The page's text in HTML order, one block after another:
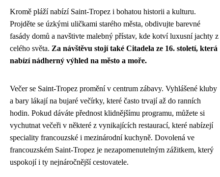
Kromě pláží nabízí Saint-Tropez i bohatou historii a kulturu.
Projděte se úzkými uličkami starého města, obdivujte barevné
fasády domů a navštivte malebný přístav, kde kotví luxusní jachty z
celého světa. Za návštěvu stojí také Citadela ze 16. století, která
nabízí nádherný výhled na město a moře.
Večer se Saint-Tropez promění v centrum zábavy. Vyhlášené kluby
a bary lákají na bujaré večírky, které často trvají až do ranních
hodin. Pokud dáváte přednost klidnějšímu programu, můžete si
vychutnat večeři v některé z vynikajících restaurací, které nabízejí
speciality francouzské i mezinárodní kuchyně. Dovolená ve
francouzském Saint-Tropez je nezapomenutelným zážitkem, který
uspokojí i ty nejnáročnější cestovatele.